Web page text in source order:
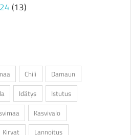
(13)
Chili
Damaun
Idätys
Istutus
Kasvivalo
Kirvat
Lannoitus